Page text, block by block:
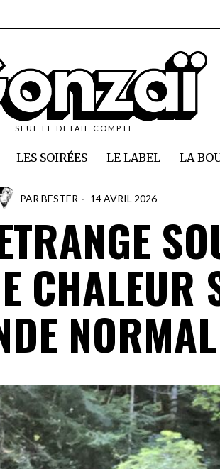
SEUL LE DETAIL COMPTE
LES SOIRÉES LE LABEL LA
PAR BESTER 14 AVRIL 2026
CHALEUR
NORMAL